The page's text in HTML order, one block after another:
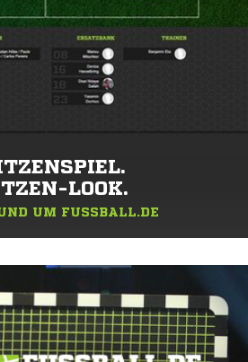
LOOK.
UM FUSSBALL.DE